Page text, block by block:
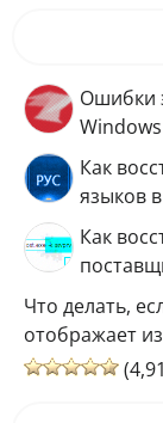
Ошибки
Как
языков
Как
Что делать,
отображает